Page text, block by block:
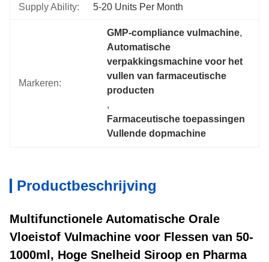
Supply Ability: 5-20 Units Per Month
Markeren:
GMP-compliance vulmachine,
Automatische
verpakkingsmachine voor het
vullen van farmaceutische
producten
,
Farmaceutische toepassingen
Vullende dopmachine
Productbeschrijving
Multifunctionele Automatische Orale
Vloeistof Vulmachine voor Flessen van 50-
1000ml, Hoge Snelheid Siroop en Pharma